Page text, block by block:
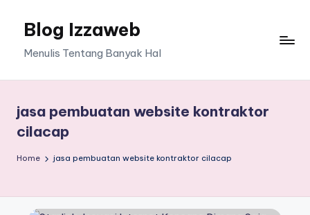
Blog Izzaweb
Menulis Tentang Banyak Hal
jasa pembuatan website kontraktor
cilacap
Home jasa pembuatan website kontraktor cilacap